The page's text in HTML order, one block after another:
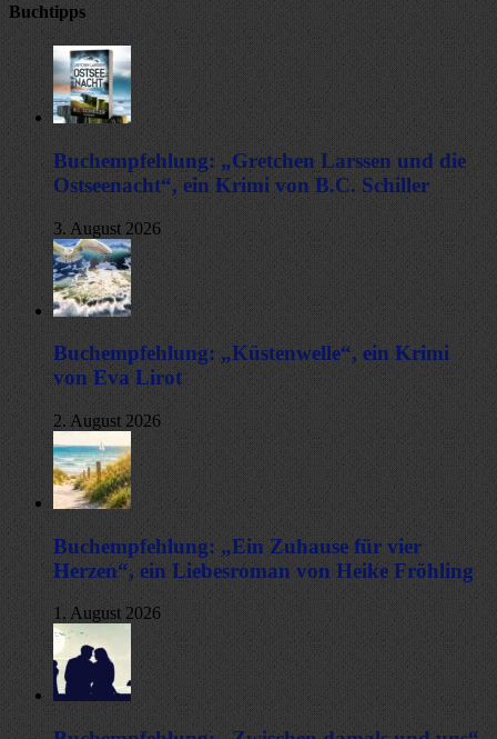
Buchtipps
Buchempfehlung: „Gretchen Larssen und die
Ostseenacht“, ein Krimi von B.C. Schiller
3. August 2026
Buchempfehlung: „Küstenwelle“, ein Krimi
von Eva Lirot
2. August 2026
Buchempfehlung: „Ein Zuhause für vier
Herzen“, ein Liebesroman von Heike Fröhling
1. August 2026